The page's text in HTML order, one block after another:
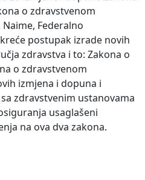
o zdravstvenom
Federalno
postupak izrade novih
zdravstva i to: Zakona o
o zdravstvenom
izmjena i dopuna i
zdravstvenim ustanovama
usaglašeni
na ova dva zakona.